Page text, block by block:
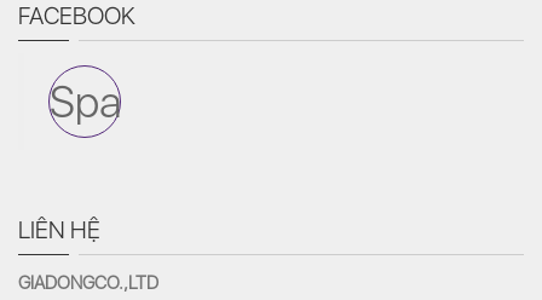
FACEBOOK
Spa
LIÊN HỆ
GIADONGCO.,LTD